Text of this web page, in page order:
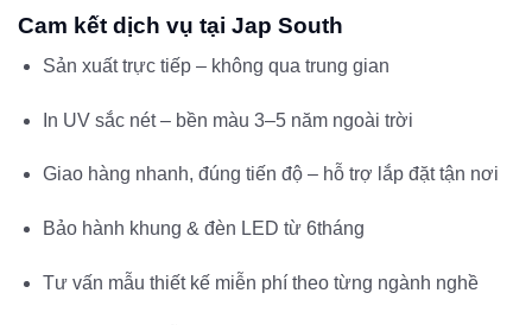
Cam kết dịch vụ tại Jap South
Sản xuất trực tiếp – không qua trung gian
In UV sắc nét – bền màu 3–5 năm ngoài trời
Giao hàng nhanh, đúng tiến độ – hỗ trợ lắp đặt tận nơi
Bảo hành khung & đèn LED từ 6tháng
Tư vấn mẫu thiết kế miễn phí theo từng ngành nghề